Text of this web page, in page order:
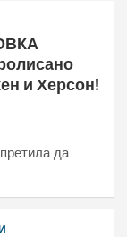
и Херсон!
да